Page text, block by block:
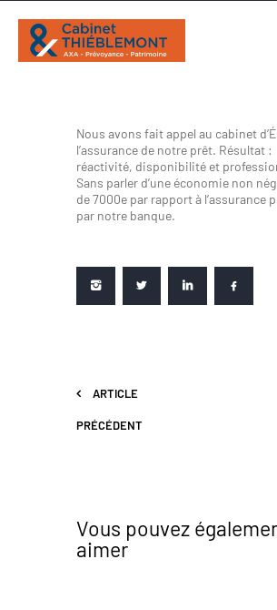
CABINET
ACCUEIL
ACTUALITÉS
QUI SOMMES NOUS ?
SOLUTIONS
SOLUTIONS
CONTACTS
Nous avons fait appel au cabinet
l’assurance de notre prêt. Résultat :
réactivité, disponibilité et
Sans parler d’une économie non
de 7000e par rapport à l’assurance
par notre banque.
ARTICLE
PRÉCÉDENT
Vous pouvez
aimer